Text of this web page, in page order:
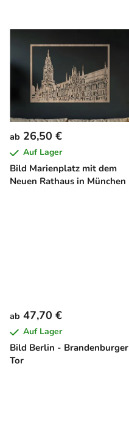
Bild Marienplatz mit dem
Neuen Rathaus in München
ab 26,50 €
Auf Lager
Bild Berlin - Brandenburger
Tor
ab 47,70 €
Auf Lager